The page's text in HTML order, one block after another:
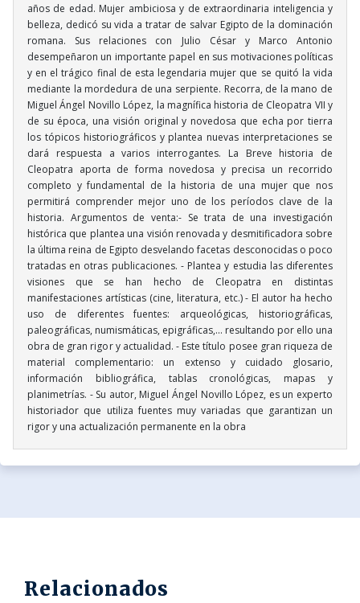
años de edad. Mujer ambiciosa y de extraordinaria inteligencia y
belleza, dedicó su vida a tratar de salvar Egipto de la dominación
romana. Sus relaciones con Julio César y Marco Antonio
desempeñaron un importante papel en sus motivaciones políticas
y en el trágico final de esta legendaria mujer que se quitó la vida
mediante la mordedura de una serpiente. Recorra, de la mano de
Miguel Ángel Novillo López, la magnífica historia de Cleopatra VII y
de su época, una visión original y novedosa que echa por tierra
los tópicos historiográficos y plantea nuevas interpretaciones se
dará respuesta a varios interrogantes. La Breve historia de
Cleopatra aporta de forma novedosa y precisa un recorrido
completo y fundamental de la historia de una mujer que nos
permitirá comprender mejor uno de los períodos clave de la
historia. Argumentos de venta:- Se trata de una investigación
histórica que plantea una visión renovada y desmitificadora sobre
la última reina de Egipto desvelando facetas desconocidas o poco
tratadas en otras publicaciones. - Plantea y estudia las diferentes
visiones que se han hecho de Cleopatra en distintas
manifestaciones artísticas (cine, literatura, etc.) - El autor ha hecho
uso de diferentes fuentes: arqueológicas, historiográficas,
paleográficas, numismáticas, epigráficas,... resultando por ello una
obra de gran rigor y actualidad. - Este título posee gran riqueza de
material complementario: un extenso y cuidado glosario,
información bibliográfica, tablas cronológicas, mapas y
planimetrías. - Su autor, Miguel Ángel Novillo López, es un experto
historiador que utiliza fuentes muy variadas que garantizan un
rigor y una actualización permanente en la obra
Relacionados